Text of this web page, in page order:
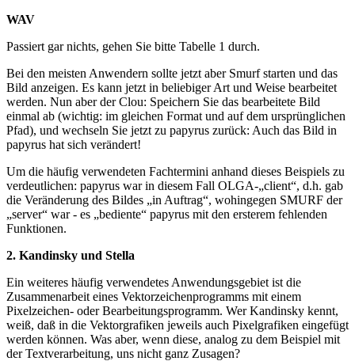
WAV
Passiert gar nichts, gehen Sie bitte Tabelle 1 durch.
Bei den meisten Anwendern sollte jetzt aber Smurf starten und das
Bild anzeigen. Es kann jetzt in beliebiger Art und Weise bearbeitet
werden. Nun aber der Clou: Speichern Sie das bearbeitete Bild
einmal ab (wichtig: im gleichen Format und auf dem ursprünglichen
Pfad), und wechseln Sie jetzt zu papyrus zurück: Auch das Bild in
papyrus hat sich verändert!
Um die häufig verwendeten Fachtermini anhand dieses Beispiels zu
verdeutlichen: papyrus war in diesem Fall OLGA-„client“, d.h. gab
die Veränderung des Bildes „in Auftrag“, wohingegen SMURF der
„server“ war - es „bediente“ papyrus mit den ersterem fehlenden
Funktionen.
2. Kandinsky und Stella
Ein weiteres häufig verwendetes Anwendungsgebiet ist die
Zusammenarbeit eines Vektorzeichenprogramms mit einem
Pixelzeichen- oder Bearbeitungsprogramm. Wer Kandinsky kennt,
weiß, daß in die Vektorgrafiken jeweils auch Pixelgrafiken eingefügt
werden können. Was aber, wenn diese, analog zu dem Beispiel mit
der Textverarbeitung, uns nicht ganz Zusagen?